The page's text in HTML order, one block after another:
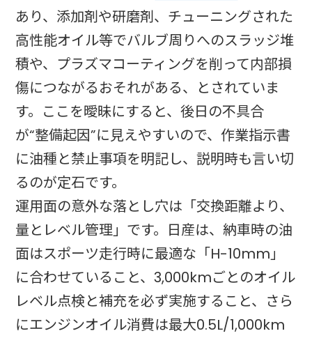
あり、添加剤や研磨剤、チューニングされた
高性能オイル等でバルブ周りへのスラッジ堆
積や、プラズマコーティングを削って内部損
傷につながるおそれがある、とされていま
す。ここを曖昧にすると、後日の不具合
が“整備起因”に見えやすいので、作業指示書
に油種と禁止事項を明記し、説明時も言い切
るのが定石です。
運用面の意外な落とし穴は「交換距離より、
量とレベル管理」です。日産は、納車時の油
面はスポーツ走行時に最適な「H-10mm」
に合わせていること、3,000kmごとのオイル
レベル点検と補充を必ず実施すること、さら
にエンジンオイル消費は最大0.5L/1,000km